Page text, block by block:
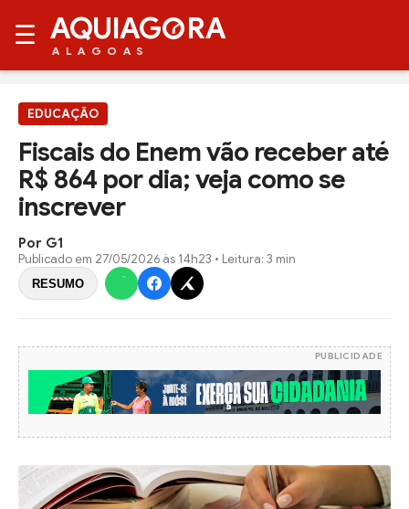
☰ AQUIAG RA
ALAGOAS
EDUCAÇÃO
Fiscais do Enem vão receber até
R$ 864 por dia; veja como se
inscrever
Por G1
Publicado em 27/05/2026 às 14h23 • Leitura: 3 min
RESUMO
PUBLICIDADE